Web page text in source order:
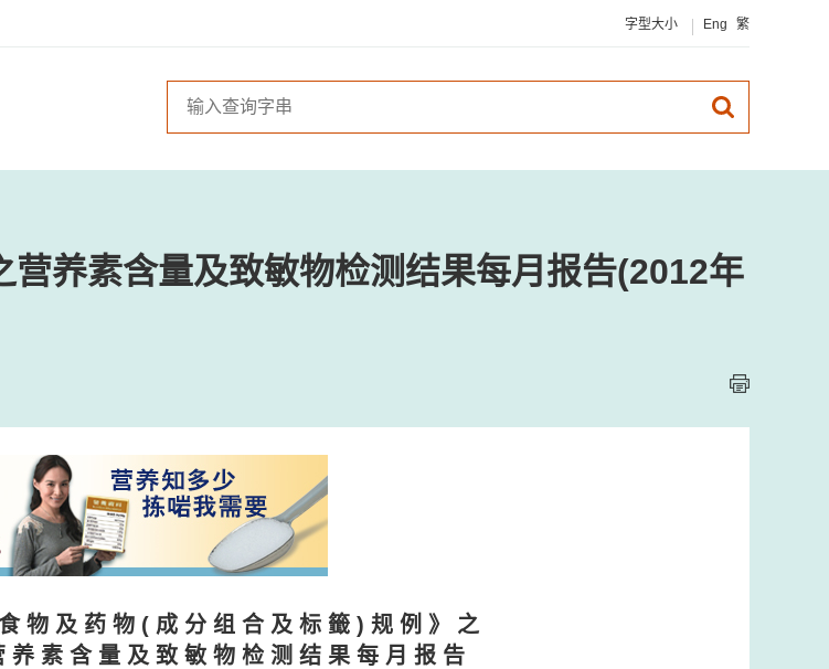
字型大小 Eng 繁
营养素含量及致敏物检测结果每月报告(2012年
食 物 及 药 物 ( 成 分 组 合 及 标 籤 ) 规 例 》 之
养 素 含 量 及 致 敏 物 检 测 结 果 每 月 报 告